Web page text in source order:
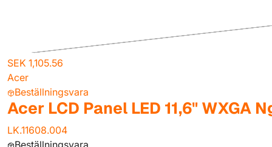
SEK 1,105.56
Acer
Beställningsvara
Acer LCD Panel LED 11,6" WXGA
LK.11608.004